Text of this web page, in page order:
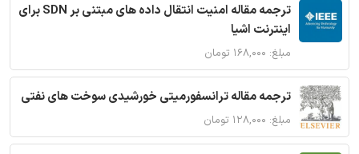
ترجمه مقاله امنیت انتقال داده های مبتنی بر SDN برای
اینترنت اشیا
مبلغ: ۱۶۸,۰۰۰ تومان
ترجمه مقاله ترانسفورمیتی خورشیدی سوخت های نفتی
مبلغ: ۱۲۸,۰۰۰ تومان